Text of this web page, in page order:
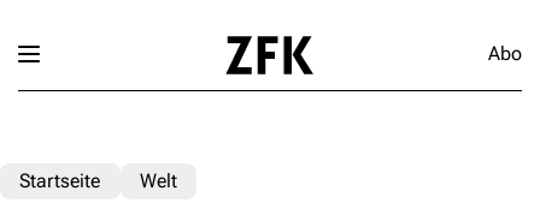
Abo
Startseite Welt